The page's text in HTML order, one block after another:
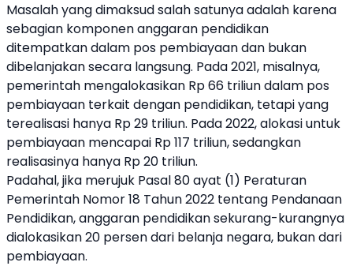
Masalah yang dimaksud salah satunya adalah karena
sebagian komponen anggaran pendidikan
ditempatkan dalam pos pembiayaan dan bukan
dibelanjakan secara langsung. Pada 2021, misalnya,
pemerintah mengalokasikan Rp 66 triliun dalam pos
pembiayaan terkait dengan pendidikan, tetapi yang
terealisasi hanya Rp 29 triliun. Pada 2022, alokasi untuk
pembiayaan mencapai Rp 117 triliun, sedangkan
realisasinya hanya Rp 20 triliun.
Padahal, jika merujuk Pasal 80 ayat (1) Peraturan
Pemerintah Nomor 18 Tahun 2022 tentang Pendanaan
Pendidikan, anggaran pendidikan sekurang-kurangnya
dialokasikan 20 persen dari belanja negara, bukan dari
pembiayaan.